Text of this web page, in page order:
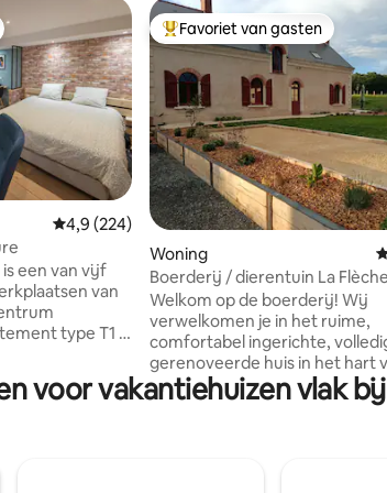
55 recensies
Gemiddelde beoordeling van 4,9 uit 5, 224
4,9 (224)
een van vijf
van
type T1 is
met een
Topfavoriet van gasten
Favoriet van gasten
Woning
Boerderij / dierentuin La Flèche
Welkom op de boerderij! Wij
verwelkomen je in het ruime,
comfortabel ingerichte,
gerenoveerde huis in het hart
Loir-vallei, in een rustige
vindt in de buurt veel
minuten van de golfbanen 24
voor vakantiehuizen vlak